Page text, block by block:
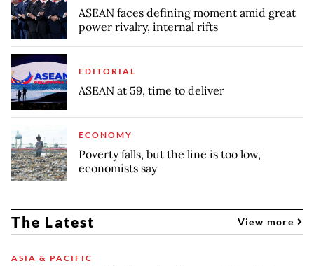
ASEAN faces defining moment amid great
power rivalry, internal rifts
EDITORIAL
ASEAN at 59, time to deliver
ECONOMY
Poverty falls, but the line is too low,
economists say
The Latest View more
ASIA & PACIFIC